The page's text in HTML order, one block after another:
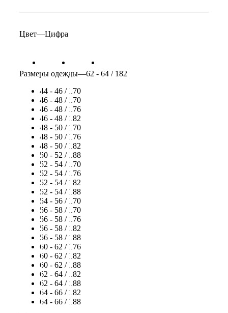
Цвет—Цифра
Размеры одежды—62 - 64 / 182
44 - 46 / 170
46 - 48 / 170
46 - 48 / 176
46 - 48 / 182
48 - 50 / 170
48 - 50 / 176
48 - 50 / 182
50 - 52 / 188
52 - 54 / 170
52 - 54 / 176
52 - 54 / 182
52 - 54 / 188
54 - 56 / 170
56 - 58 / 170
56 - 58 / 176
56 - 58 / 182
56 - 58 / 188
60 - 62 / 176
60 - 62 / 182
60 - 62 / 188
62 - 64 / 182
62 - 64 / 188
64 - 66 / 182
64 - 66 / 188